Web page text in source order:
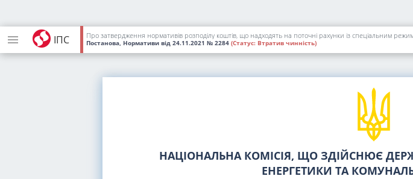
ІПС Постанова, Нормативи від 24.11.2021 № 2284 (Статус: Втратив чинність)
НАЦІОНАЛЬНА КОМІСІЯ, ЩО ЗДІЙСНЮЄ
ЕНЕРГЕТИКИ ТА